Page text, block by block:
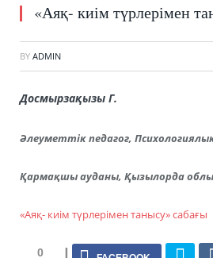
«Аяқ- киім түрлерімен
BY ADMIN
Досмырзақызы Г.
Әлеуметтік педагог,
Қармақшы ауданы, Қызылорда
«Аяқ- киім түрлерімен танысу» cабағы
0